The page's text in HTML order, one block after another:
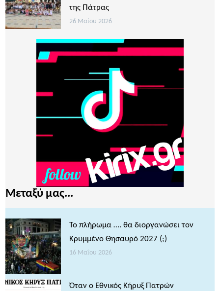
της Πάτρας
26 Μαΐου 2026
Μεταξύ μας...
Το πλήρωμα …. θα διοργανώσει τον
Κρυμμένο Θησαυρό 2027 (;)
16 Μαΐου 2026
Όταν ο Εθνικός Κήρυξ Πατρών